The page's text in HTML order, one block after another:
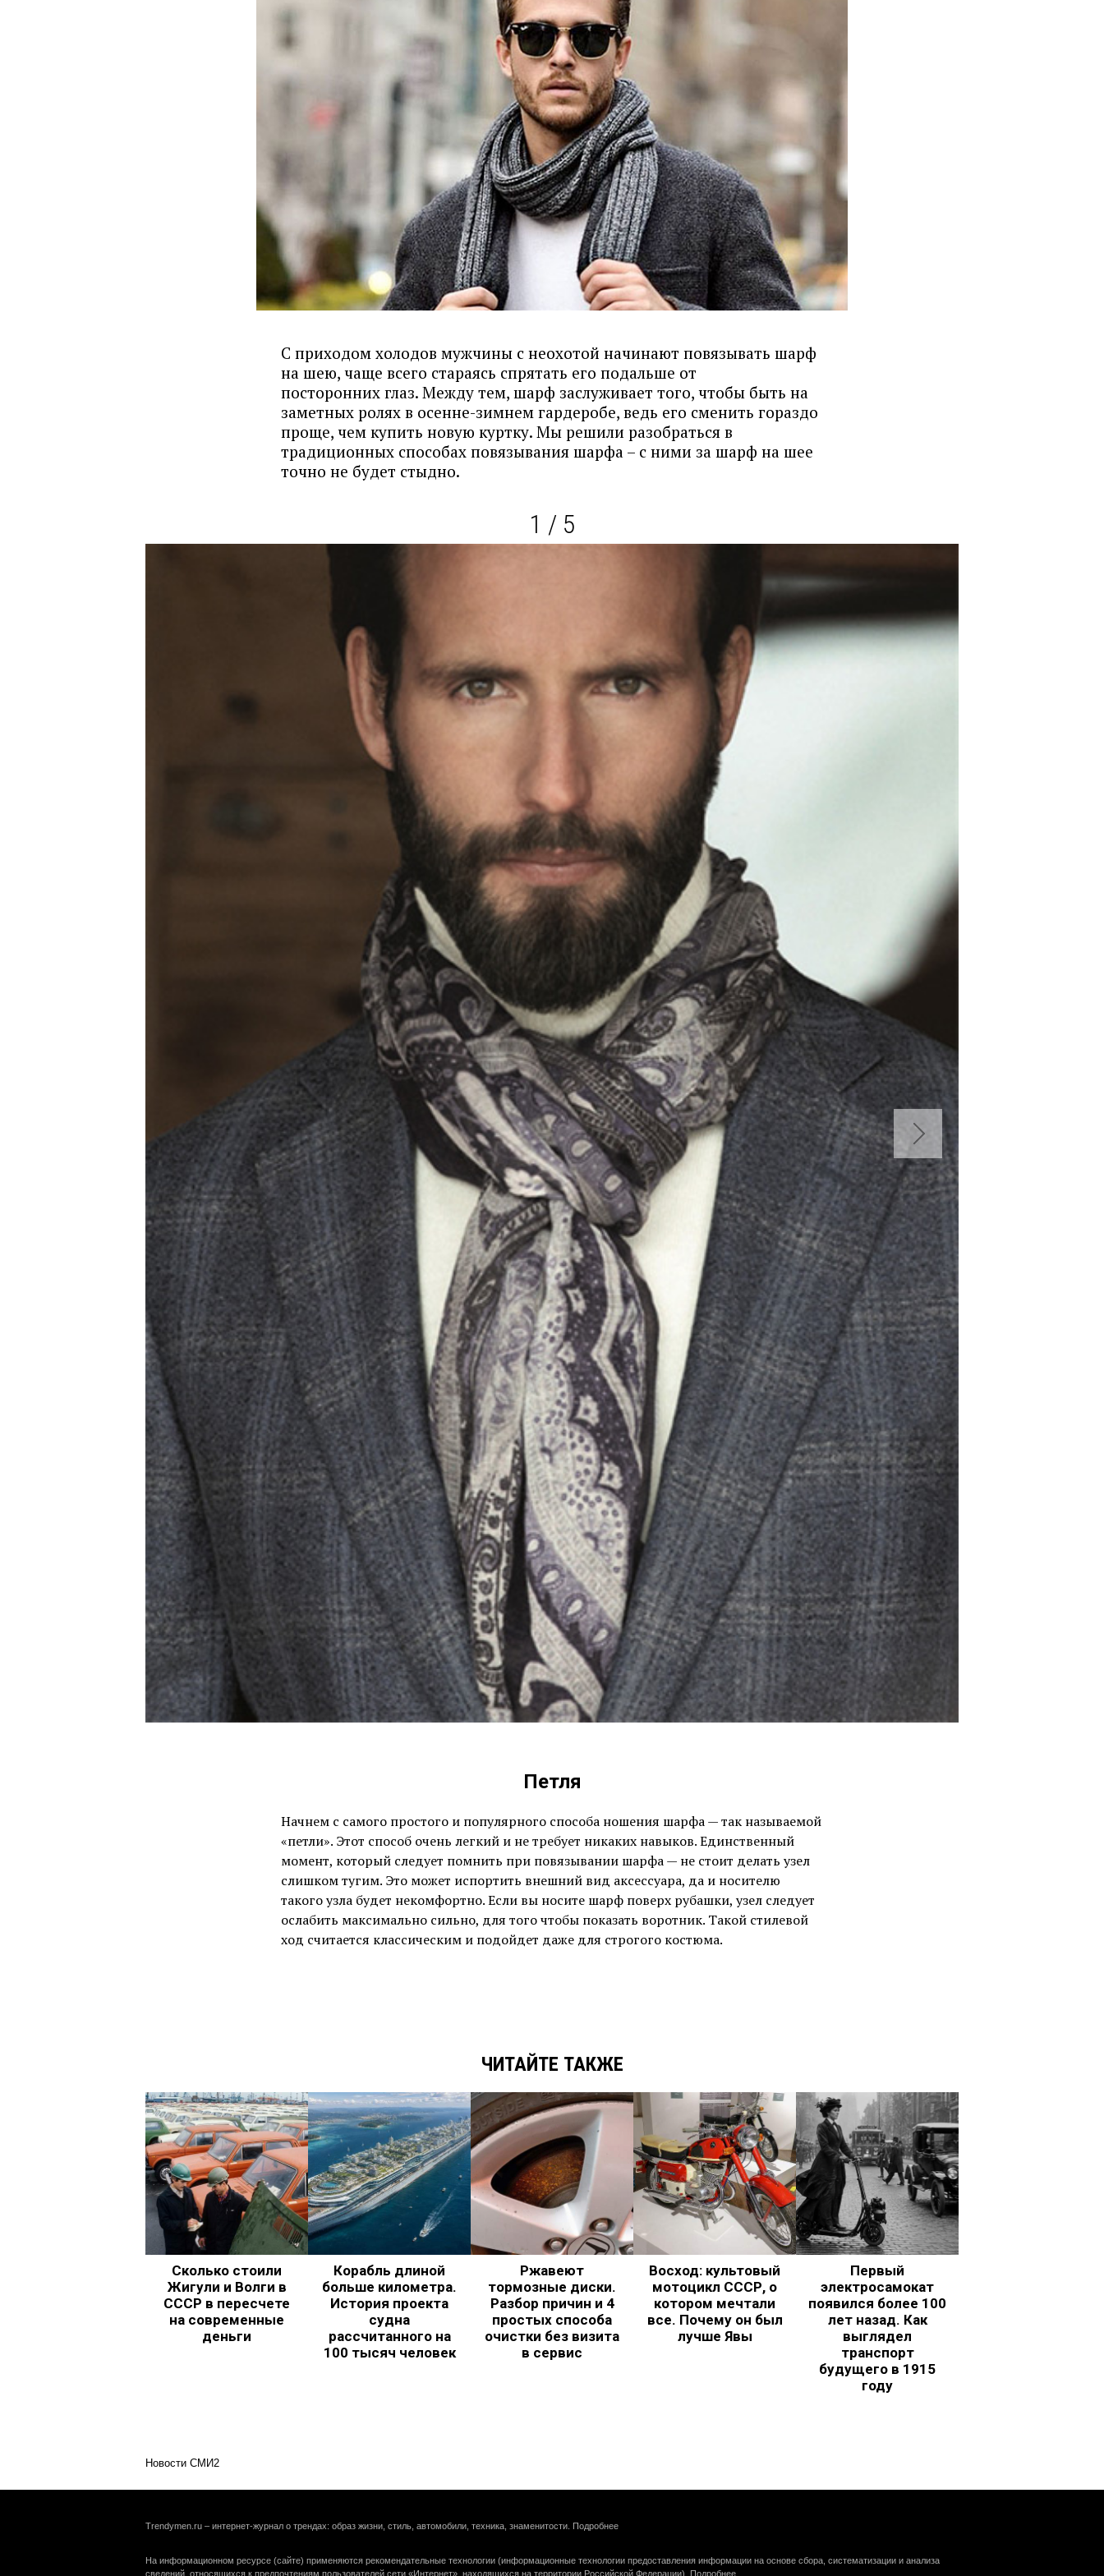
С приходом холодов мужчины с неохотой начинают повязывать шарф
на шею, чаще всего стараясь спрятать его подальше от
посторонних глаз. Между тем, шарф заслуживает того, чтобы быть на
заметных ролях в осенне-зимнем гардеробе, ведь его сменить гораздо
проще, чем купить новую куртку. Мы решили разобраться в
традиционных способах повязывания шарфа – с ними за шарф на шее
точно не будет стыдно.
1 / 5
Петля
Начнем с самого простого и популярного способа ношения шарфа — так называемой
«петли». Этот способ очень легкий и не требует никаких навыков. Единственный
момент, который следует помнить при повязывании шарфа — не стоит делать узел
слишком тугим. Это может испортить внешний вид аксессуара, да и носителю
такого узла будет некомфортно. Если вы носите шарф поверх рубашки, узел следует
ослабить максимально сильно, для того чтобы показать воротник. Такой стилевой
ход считается классическим и подойдет даже для строгого костюма.
ЧИТАЙТЕ ТАКЖЕ
Сколько стоили
Жигули и Волги в
СССР в пересчете
на современные
деньги
Корабль длиной
больше километра.
История проекта
судна
рассчитанного на
100 тысяч человек
Ржавеют
тормозные диски.
Разбор причин и 4
простых способа
очистки без визита
в сервис
Восход: культовый
мотоцикл СССР, о
котором мечтали
все. Почему он был
лучше Явы
Первый
электросамокат
появился более 100
лет назад. Как
выглядел
транспорт
будущего в 1915
году
Новости СМИ2
Trendymen.ru – интернет-журнал о трендах: образ жизни, стиль, автомобили, техника, знаменитости. Подробнее
На информационном ресурсе (сайте) применяются рекомендательные технологии (информационные технологии предоставления информации на основе сбора, систематизации и анализа
сведений, относящихся к предпочтениям пользователей сети «Интернет», находящихся на территории Российской Федерации). Подробнее